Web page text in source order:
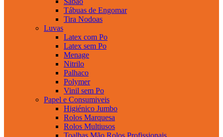
Tábuas de Engomar
Tira Nodoas
Luvas
Latex com Po
Latex sem Po
Menage
Nitrilo
Palhaco
Polymer
Vinil sem Po
Papel e Consumiveis
Higiénico Jumbo
Rolos Marquesa
Rolos Multiusos
Toalhas Mão Rolos Profissionais